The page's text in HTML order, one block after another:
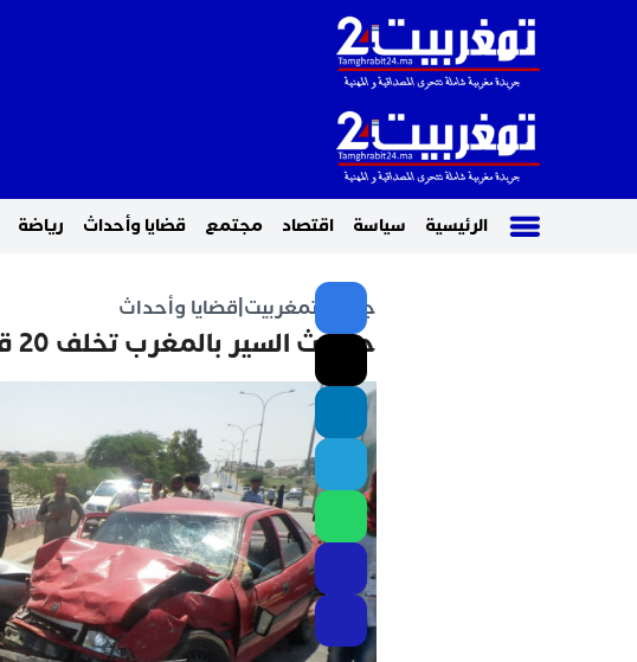
الرئيسية سياسة اقتصاد مجتمع قضايا وأحداث رياضة
جريدة تمغربيت قضايا وأحداث
حوادث السير بالمغرب تخلف 20 قتيلا و2263 جريحا خلال أسبوع